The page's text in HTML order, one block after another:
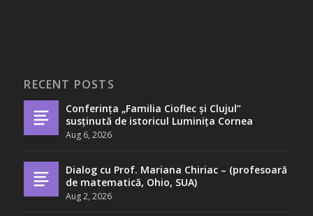
RECENT POSTS
Conferința „Familia Cioflec și Clujul”
susținută de istoricul Luminița Cornea
Aug 6, 2026
Dialog cu Prof. Mariana Chiriac – (profesoară
de matematică, Ohio, SUA)
Aug 2, 2026